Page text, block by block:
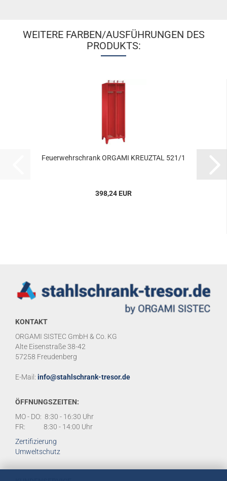
WEITERE FARBEN/AUSFÜHRUNGEN DES
PRODUKTS:
Feu­er­wehr­schrank OR­GA­MI KREUZ­TAL 521/1
398,24 EUR
KONTAKT
ORGAMI SISTEC GmbH & Co. KG
Alte Eisenstraße 38-42
57258 Freudenberg
E-Mail: info@stahlschrank-tresor.de
ÖFFNUNGSZEITEN:
MO - DO: 8:30 - 16:30 Uhr
FR: 8:30 - 14:00 Uhr
Zertifizierung
Umweltschutz